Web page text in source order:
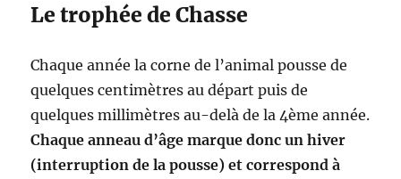
Le trophée de Chasse
Chaque année la corne de l’animal pousse de
quelques centimètres au départ puis de
quelques millimètres au-delà de la 4ème année.
Chaque anneau d’âge marque donc un hiver
(interruption de la pousse) et correspond à